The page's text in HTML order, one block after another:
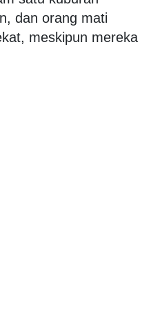
dan orang mati
meskipun mereka